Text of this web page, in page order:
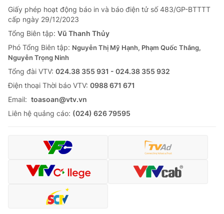
Giấy phép hoạt động báo in và báo điện tử số 483/GP-BTTTT
cấp ngày 29/12/2023
Tổng Biên tập: Vũ Thanh Thủy
Phó Tổng Biên tập: Nguyễn Thị Mỹ Hạnh, Phạm Quốc Thắng,
Nguyễn Trọng Ninh
Tổng đài VTV: 024.38 355 931 - 024.38 355 932
Ðiện thoại Thời báo VTV: 0988 671 671
Email: toasoan@vtv.vn
Liên hệ quảng cáo: (024) 626 79595